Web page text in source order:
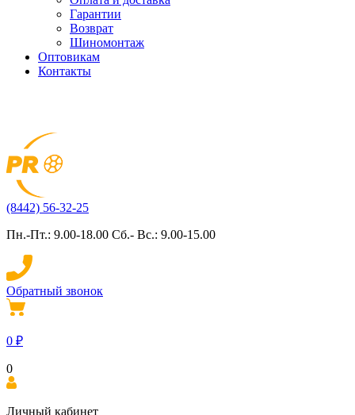
Гарантии
Возврат
Шиномонтаж
Оптовикам
Контакты
(8442) 56-32-25
Пн.-Пт.: 9.00-18.00 Сб.- Вс.: 9.00-15.00
Обратный звонок
0 ₽
0
Личный кабинет